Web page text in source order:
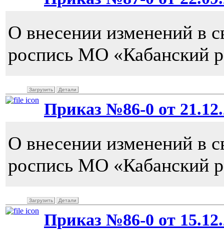
О внесении изменений в
роспись МО «Кабанский
Загрузить Детали
Приказ №86-0 от
О внесении изменений в
роспись МО «Кабанский
Загрузить Детали
Приказ №86-0 от